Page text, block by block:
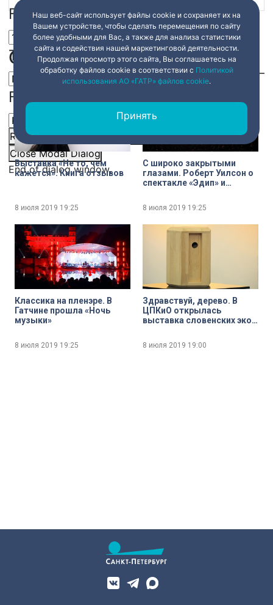
Font Size
Text Edge Style
Font Family
Resetrestore all settings to the default values Done
Close Modal Dialog
End of dialog window.
Сюжеты:
Выставка «Не то, чем
кажется». Книга отзывов
8 июля 2019 19:25
С широко закрытыми
глазами. Роберт Уилсон о
спектакле «Эдип» и
8 июля 2019 19:25
Классика на пленэре. В
Гатчине прошла «Ночь
музыки»
8 июля 2019 19:25
Здравствуй, дерево. В
ЦПКиО открылась
выставка словенских эко-
8 июля 2019 19:00
Наш веб-сайт использует файлы cookie и сохраняет их на
Вашем устройстве, чтобы сделать перемещения по сайту
более удобными для Вас, а также для анализа статистики
сайта и содействия нашей маркетинговой деятельности.
Продолжая просмотр этого сайта, Вы соглашаетесь на
обработку файлов cookie в соответствии с Политикой
использования АО «ГАТР» файлов cookie.
Принять